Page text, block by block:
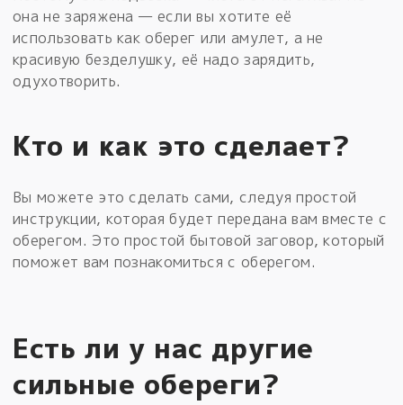
она не заряжена — если вы хотите её
использовать как оберег или амулет, а не
красивую безделушку, её надо зарядить,
одухотворить.
Кто и как это сделает?
Вы можете это сделать сами, следуя простой
инструкции, которая будет передана вам вместе с
оберегом. Это простой бытовой заговор, который
поможет вам познакомиться с оберегом.
Есть ли у нас другие
сильные обереги?